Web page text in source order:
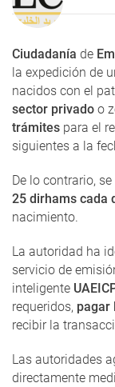
Ciudadanía de
la expedición de
nacidos con el
sector privado o
trámites para el
siguientes a la
De lo contrario,
25 dirhams cada
nacimiento.
La autoridad ha
servicio de
inteligente
requeridos, pagar
recibir la
Las autoridades
directamente